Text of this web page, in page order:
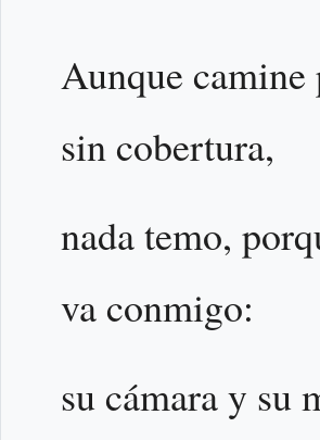
Aunque camine
sin cobertura,
nada temo,
va conmigo:
su cámara y su